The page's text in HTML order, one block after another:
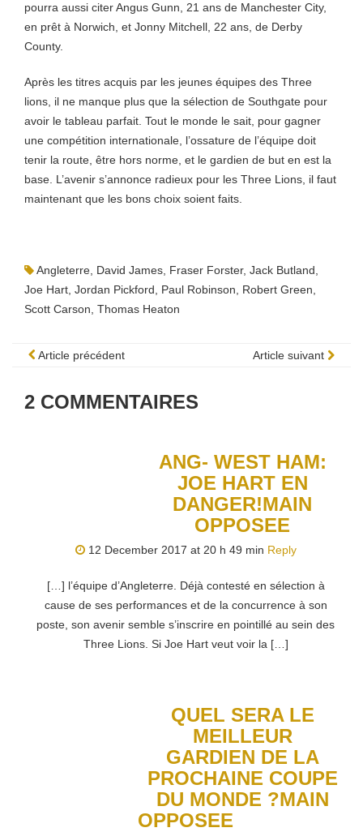
pourra aussi citer Angus Gunn, 21 ans de Manchester City,
en prêt à Norwich, et Jonny Mitchell, 22 ans, de Derby
County.
Après les titres acquis par les jeunes équipes des Three
lions, il ne manque plus que la sélection de Southgate pour
avoir le tableau parfait. Tout le monde le sait, pour gagner
une compétition internationale, l’ossature de l’équipe doit
tenir la route, être hors norme, et le gardien de but en est la
base. L’avenir s’annonce radieux pour les Three Lions, il faut
maintenant que les bons choix soient faits.
Angleterre David James Fraser Forster, Jack Butland
Joe Hart Jordan Pickford Paul Robinson Robert Green
Scott Carson Thomas Heaton
Article précédent Article suivant
2 COMMENTAIRES
ANG- WEST HAM:
JOE HART EN
DANGER!MAIN
OPPOSEE
12 December 2017 at 20 h 49 min Reply
[…] l’équipe d’Angleterre. Déjà contesté en sélection à
cause de ses performances et de la concurrence à son
poste, son avenir semble s’inscrire en pointillé au sein des
Three Lions. Si Joe Hart veut voir la […]
QUEL SERA LE
MEILLEUR
GARDIEN DE LA
PROCHAINE COUPE
DU MONDE ?MAIN
OPPOSEE